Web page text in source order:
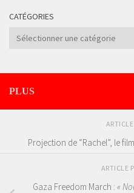
CATÉGORIES
Catégories
PLUS
Projection de “Rachel”, le
ARTICLE
Gaza Freedom March : «